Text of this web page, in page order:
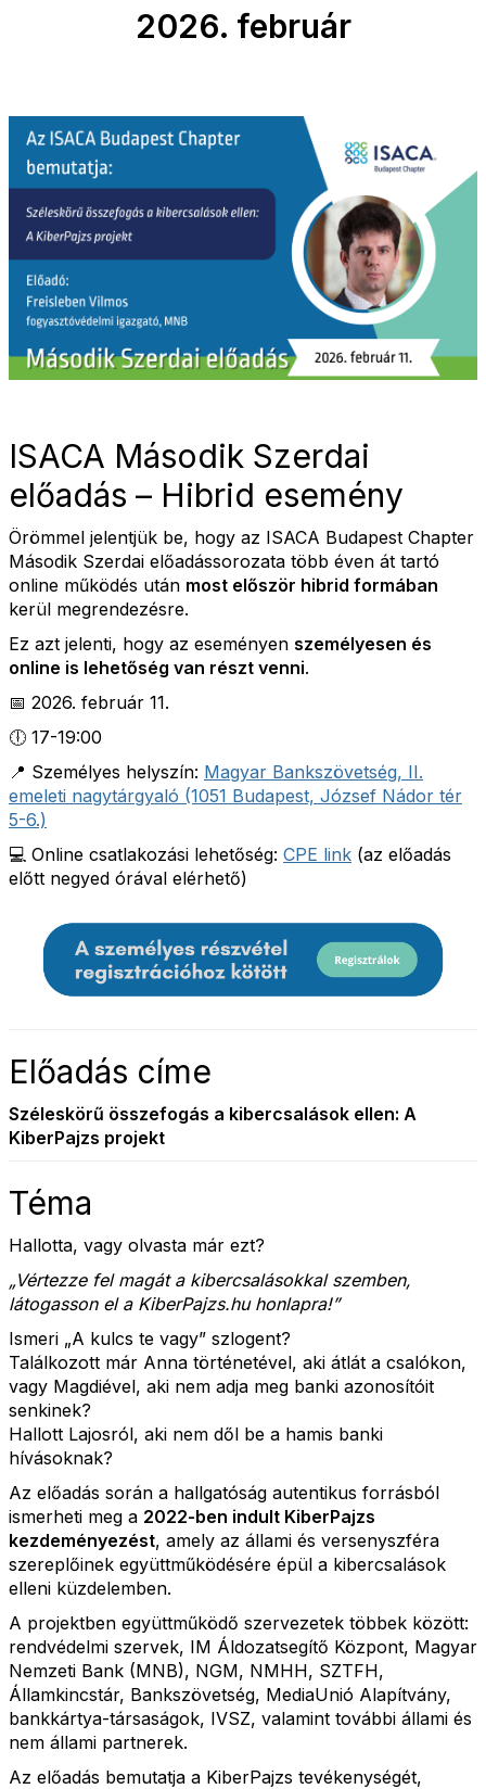
2026. február
ISACA Második Szerdai
előadás – Hibrid esemény
Örömmel jelentjük be, hogy az ISACA Budapest Chapter
Második Szerdai előadássorozata több éven át tartó
online működés után most először hibrid formában
kerül megrendezésre.
Ez azt jelenti, hogy az eseményen személyesen és
online is lehetőség van részt venni.
📅 2026. február 11.
🕕 17-19:00
📍 Személyes helyszín: Magyar Bankszövetség, II.
emeleti nagytárgyaló (1051 Budapest, József Nádor tér
5-6.)
💻 Online csatlakozási lehetőség: CPE link (az előadás
előtt negyed órával elérhető)
Előadás címe
Széleskörű összefogás a kibercsalások ellen: A
KiberPajzs projekt
Téma
Hallotta, vagy olvasta már ezt?
„Vértezze fel magát a kibercsalásokkal szemben,
látogasson el a KiberPajzs.hu honlapra!”
Ismeri „A kulcs te vagy” szlogent?
Találkozott már Anna történetével, aki átlát a csalókon,
vagy Magdiével, aki nem adja meg banki azonosítóit
senkinek?
Hallott Lajosról, aki nem dől be a hamis banki
hívásoknak?
Az előadás során a hallgatóság autentikus forrásból
ismerheti meg a 2022-ben indult KiberPajzs
kezdeményezést, amely az állami és versenyszféra
szereplőinek együttműködésére épül a kibercsalások
elleni küzdelemben.
A projektben együttműködő szervezetek többek között:
rendvédelmi szervek, IM Áldozatsegítő Központ, Magyar
Nemzeti Bank (MNB), NGM, NMHH, SZTFH,
Államkincstár, Bankszövetség, MediaUnió Alapítvány,
bankkártya-társaságok, IVSZ, valamint további állami és
nem állami partnerek.
Az előadás bemutatja a KiberPajzs tevékenységét,